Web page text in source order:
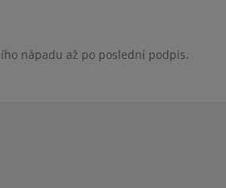
nápadu až po poslední podpis.